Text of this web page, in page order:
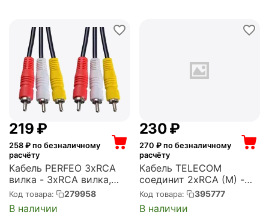
‍219‍ ₽
258 ₽ по безналичному
расчёту
Кабель PERFEO 3xRCA
вилка - 3xRCA вилка,
длина 1,5 м. (R3103)
Код товара: 279958
В наличии
‍230‍₽
270 ₽ по безналичному
расчёту
Кабель TELECOM
соединит 2xRCA (M) -
2xRCA (M),1.5m, PRO
(TAV7158M-1.5M)
Код товара: 395777
В наличии